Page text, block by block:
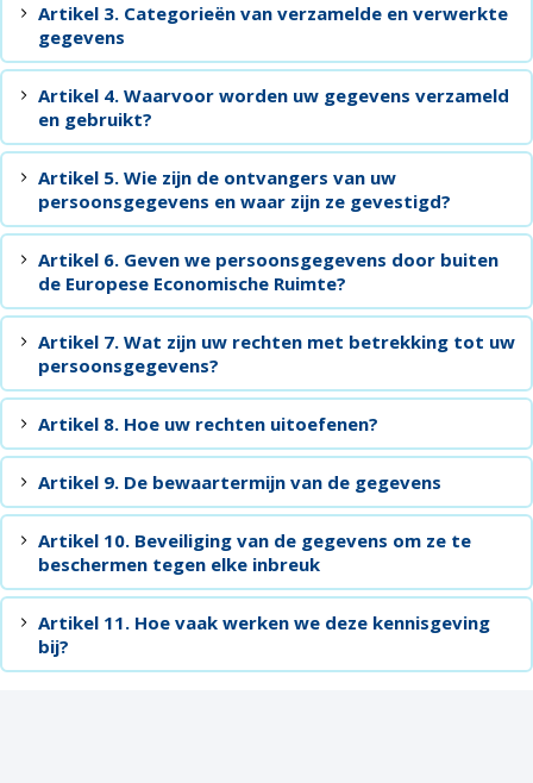
Artikel 3. Categorieën van verzamelde en verwerkte
gegevens
Artikel 4. Waarvoor worden uw gegevens verzameld
en gebruikt?
Artikel 5. Wie zijn de ontvangers van uw
persoonsgegevens en waar zijn ze gevestigd?
Artikel 6. Geven we persoonsgegevens door buiten
de Europese Economische Ruimte?
Artikel 7. Wat zijn uw rechten met betrekking tot uw
persoonsgegevens?
Artikel 8. Hoe uw rechten uitoefenen?
Artikel 9. De bewaartermijn van de gegevens
Artikel 10. Beveiliging van de gegevens om ze te
beschermen tegen elke inbreuk
Artikel 11. Hoe vaak werken we deze kennisgeving
bij?